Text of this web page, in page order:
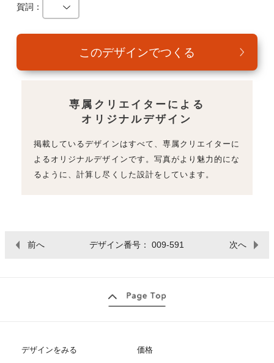
賀詞：
専属クリエイターによる
オリジナルデザイン
掲載しているデザインはすべて、専属クリエイターに
よるオリジナルデザインです。写真がより魅力的にな
るように、計算し尽くした設計をしています。
前へ デザイン番号： 009-591 次へ
デザインをみる 価格